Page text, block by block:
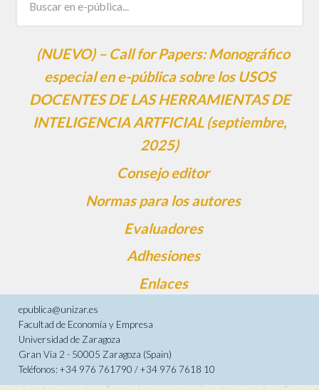
(NUEVO) – Call for Papers: Monográfico
especial en e-pública sobre los USOS
DOCENTES DE LAS HERRAMIENTAS DE
INTELIGENCIA ARTFICIAL (septiembre,
2025)
Consejo editor
Normas para los autores
Evaluadores
Adhesiones
Enlaces
epublica@unizar.es
Facultad de Economía y Empresa
Universidad de Zaragoza
Gran Vía 2 - 50005 Zaragoza (Spain)
Teléfonos: +34 976 761790 / +34 976 7618 10